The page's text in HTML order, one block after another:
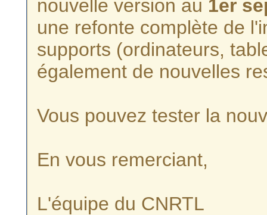
nouvelle version au 1er
une refonte complète de
supports (ordinateurs,
également de nouvelles
Vous pouvez tester la
En vous remerciant,
L'équipe du CNRTL